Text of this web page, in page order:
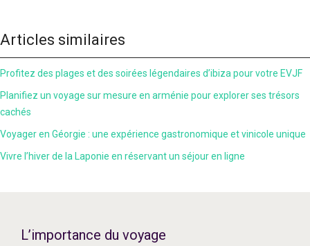
Articles similaires
Profitez des plages et des soirées légendaires d’ibiza pour votre EVJF
Planifiez un voyage sur mesure en arménie pour explorer ses trésors
cachés
Voyager en Géorgie : une expérience gastronomique et vinicole unique
Vivre l’hiver de la Laponie en réservant un séjour en ligne
L’importance du voyage